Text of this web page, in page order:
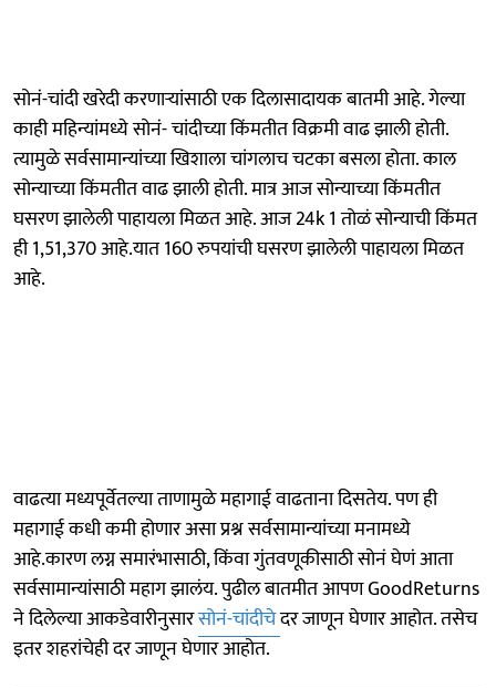
सोनं-चांदी खरेदी करणाऱ्यांसाठी एक दिलासादायक बातमी आहे. गेल्या
काही महिन्यांमध्ये सोनं- चांदीच्या किंमतीत विक्रमी वाढ झाली होती.
त्यामुळे सर्वसामान्यांच्या खिशाला चांगलाच चटका बसला होता. काल
सोन्याच्या किंमतीत वाढ झाली होती. मात्र आज सोन्याच्या किंमतीत
घसरण झालेली पाहायला मिळत आहे. आज 24k 1 तोळं सोन्याची किंमत
ही 1,51,370 आहे.यात 160 रुपयांची घसरण झालेली पाहायला मिळत
आहे.
वाढत्या मध्यपूर्वेतल्या ताणामुळे महागाई वाढताना दिसतेय. पण ही
महागाई कधी कमी होणार असा प्रश्न सर्वसामान्यांच्या मनामध्ये
आहे.कारण लग्न समारंभासाठी, किंवा गुंतवणूकीसाठी सोनं घेणं आता
सर्वसामान्यांसाठी महाग झालंय. पुढील बातमीत आपण GoodReturns
ने दिलेल्या आकडेवारीनुसारसोनं-चांदीचेदर जाणून घेणार आहोत. तसेच
इतर शहरांचेही दर जाणून घेणार आहोत.